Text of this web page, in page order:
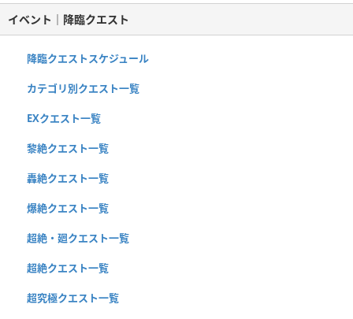
イベント｜降臨クエスト
降臨クエストスケジュール
カテゴリ別クエスト一覧
EXクエスト一覧
黎絶クエスト一覧
轟絶クエスト一覧
爆絶クエスト一覧
超絶・廻クエスト一覧
超絶クエスト一覧
超究極クエスト一覧